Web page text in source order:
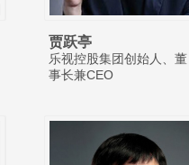
贾跃亭
乐视控股集团创始人、董
事长兼CEO